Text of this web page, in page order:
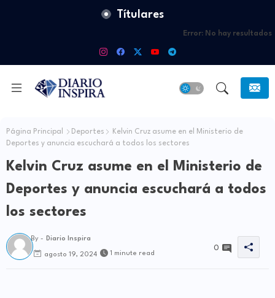
Títulares
Error: No hay resultados
Página Principal Deportes
Kelvin Cruz asume en el Ministerio de
Deportes y anuncia escuchará a todos los sectores
Kelvin Cruz asume en el Ministerio de
Deportes y anuncia escuchará a todos
los sectores
By - Diario Inspira
agosto 19, 2024 1 minute read
0